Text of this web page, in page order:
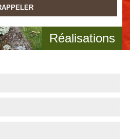
Réalisations